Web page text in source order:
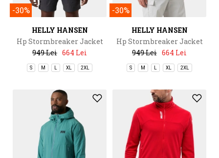
-30%
HELLY HANSEN
Hp Stormbreaker Jacket
949 Lei 664 Lei
S M XL 2XL
-30%
HELLY HANSEN
Hp Stormbreaker Jacket
949 Lei 664 Lei
S M XL 2XL